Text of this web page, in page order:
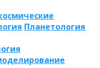
Планетология